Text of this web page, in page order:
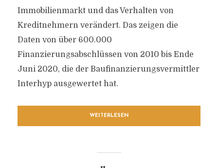
Immobilienmarkt und das Verhalten von
Kreditnehmern verändert. Das zeigen die
Daten von über 600.000
Finanzierungsabschlüssen von 2010 bis Ende
Juni 2020, die der Baufinanzierungsvermittler
Interhyp ausgewertet hat.
WEITERLESEN